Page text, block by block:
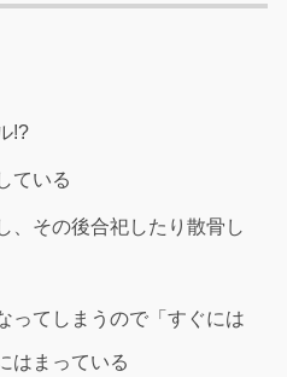
!?
ている
、その後合祀したり散骨し
ってしまうので「すぐには
はまっている